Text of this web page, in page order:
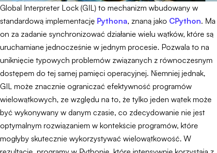
Global Interpreter Lock (GIL) to mechanizm wbudowany w
standardową implementację Pythona, znaną jako CPython. Ma
on za zadanie synchronizować działanie wielu wątków, które są
uruchamiane jednocześnie w jednym procesie. Pozwala to na
uniknięcie typowych problemów związanych z równoczesnym
dostępem do tej samej pamięci operacyjnej. Niemniej jednak,
GIL może znacznie ograniczać efektywność programów
wielowątkowych, ze względu na to, że tylko jeden wątek może
być wykonywany w danym czasie, co zdecydowanie nie jest
optymalnym rozwiązaniem w kontekście programów, które
mogłyby skutecznie wykorzystywać wielowątkowość. W